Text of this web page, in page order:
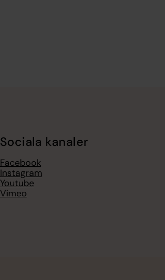
Sociala kanaler
Facebook
Instagram
Youtube
Vimeo